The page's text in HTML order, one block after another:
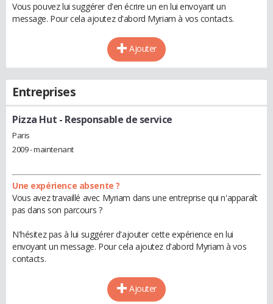
Vous pouvez lui suggérer d'en écrire un en lui envoyant un
message. Pour cela ajoutez d'abord Myriam à vos contacts.
Ajouter
Entreprises
Pizza Hut - Responsable de service
Paris
2009 - maintenant
Une expérience absente ?
Vous avez travaillé avec Myriam dans une entreprise qui n'apparaît
pas dans son parcours ?
N'hésitez pas à lui suggérer d'ajouter cette expérience en lui
envoyant un message. Pour cela ajoutez d'abord Myriam à vos
contacts.
Ajouter